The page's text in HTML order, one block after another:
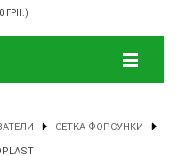
ГРН.)
СЕТКА ФОРСУНКИ